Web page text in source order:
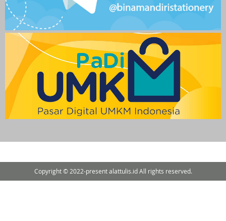
Copyright © 2022-present alattulis.id All rights reserved.